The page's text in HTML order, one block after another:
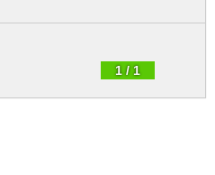
1 / 1